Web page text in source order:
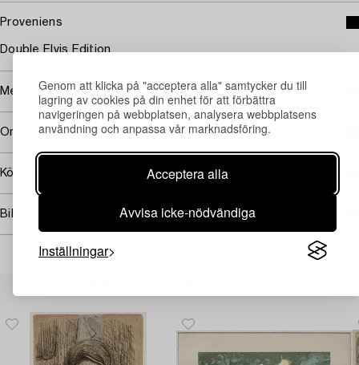
Genom att klicka på "acceptera alla" samtycker du till
lagring av cookies på din enhet för att förbättra
navigeringen på webbplatsen, analysera webbplatsens
användning och anpassa vår marknadsföring.
Acceptera alla
Avvisa icke-nödvändiga
Inställningar
Proveniens
Double Elvis Edition
Mer om Hans Gedda
Omfattas av följerätt
Köpinformation
Bildrättigheter